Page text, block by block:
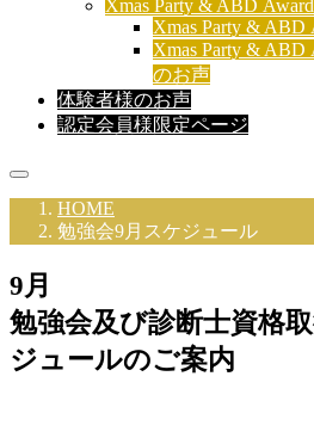
Xmas Party & ABD Award
Xmas Party & ABD
Xmas Party &
のお声
体験者様のお声
認定会員様限定ページ
HOME
勉強会9月スケジュール
9月
勉強会及び診断士資格
ジュールのご案内